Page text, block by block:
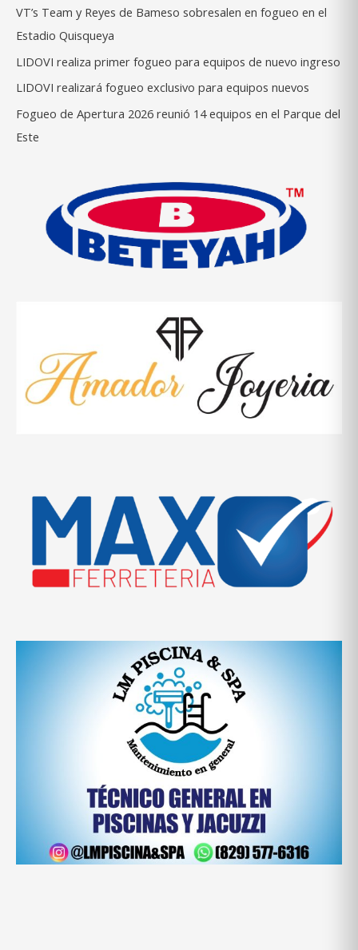
VT’s Team y Reyes de Bameso sobresalen en fogueo en el
Estadio Quisqueya
LIDOVI realiza primer fogueo para equipos de nuevo ingreso
LIDOVI realizará fogueo exclusivo para equipos nuevos
Fogueo de Apertura 2026 reunió 14 equipos en el Parque del
Este